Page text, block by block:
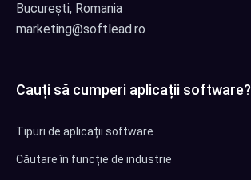
București, Romania
marketing@softlead.ro
Cauți să cumperi aplicații software?
Tipuri de aplicații software
Căutare în funcție de industrie